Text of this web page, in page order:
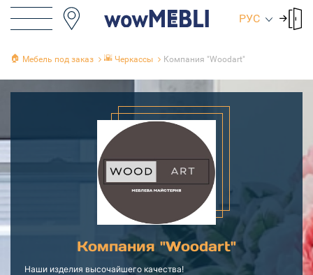
РУС
🏠 Мебель под заказ 🌇 Черкассы Компания "Woodart"
Компания "Woodart"
Наши изделия высочайшего качества!